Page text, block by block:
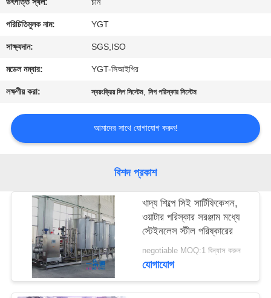
কারখানা
ভ্রমণ
মান
নিয়ন্ত্রণ
যোগাযোগ
করুন
ম্যাপ
উৎপত্তি স্থল: চীন
পরিচিতিমুলক নাম: YGT
সাক্ষ্যদান: SGS,ISO
মডেল নম্বার: YGT-সিআইপির
লক্ষণীয় করা: স্বয়ংক্রিয় সিপ সিস্টেম,সিপ পরিস্কার সিস্টেম
আমাদের সাথে যোগাযোগ করুন!
বিশদ প্রকাশ
খাদ্য শিল্পে সিই সার্টিফিকেশন,
ওয়াটার পরিস্কার সরঞ্জাম মধ্যে
স্টেইনলেস স্টীল পরিষ্কারের
negotiable MOQ:1 বিন্যাস করুন
যোগাযোগ